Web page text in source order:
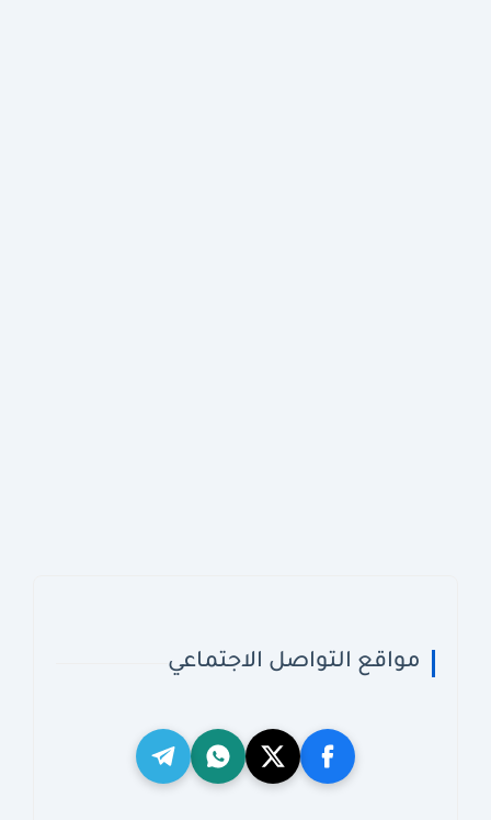
مواقع التواصل الاجتماعي